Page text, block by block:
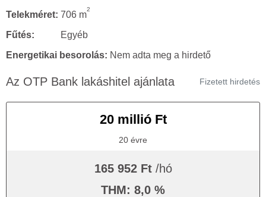
Telekméret: 706 m
2
Fűtés:
Egyéb
Energetikai besorolás: Nem adta meg a hirdető
Az OTP Bank lakáshitel ajánlata Fizetett hirdetés
20 millió Ft
20 évre
165 952 Ft /hó
THM: 8,0 %